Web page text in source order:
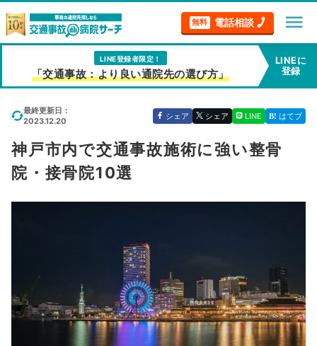
無料 電話相談 menu
LINE登録者限定！
「交通事故：より良い通院先の選び方」
LINEに
登録
最終更新日：
2023.12.20
シェア シェア LINE はてブ
神戸市内で交通事故施術に強い整骨
院・接骨院10選